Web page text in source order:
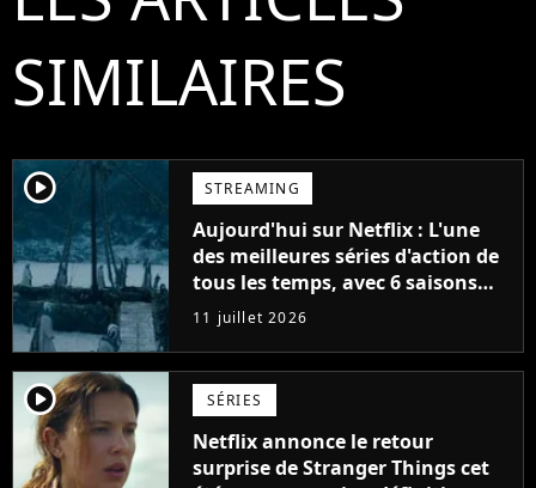
SIMILAIRES
player2 STREAMING
Aujourd'hui sur Netflix : L'une
des meilleures séries d'action de
tous les temps, avec 6 saisons
parfaites
11 juillet 2026
player2 SÉRIES
Netflix annonce le retour
surprise de Stranger Things cet